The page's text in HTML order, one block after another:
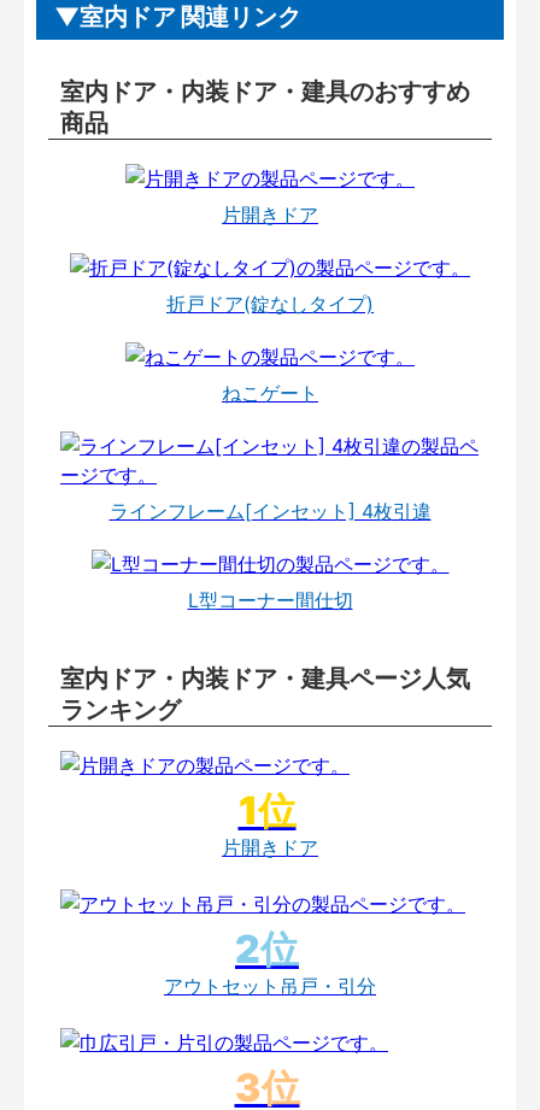
室内ドア 関連リンク
室内ドア・内装ドア・建具のおすすめ
商品
片開きドア
折戸ドア(錠なしタイプ)
ねこゲート
ラインフレーム[インセット] 4枚引違
L型コーナー間仕切
室内ドア・内装ドア・建具ページ人気
ランキング
片開きドア
アウトセット吊戸・引分